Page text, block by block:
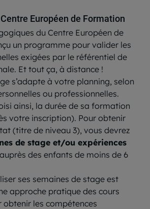
Européen de Formation
du Centre Européen de
un programme pour valider les
exigées par le référentiel de
Et tout ça, à distance !
s’adapte à votre planning, selon
ou professionnelles.
ainsi, la durée de sa formation
votre inscription). Pour obtenir
(titre de niveau 3), vous devrez
de stage et/ou expériences
auprès des enfants de moins de 6
ses semaines de stage est
approche pratique des cours
les compétences